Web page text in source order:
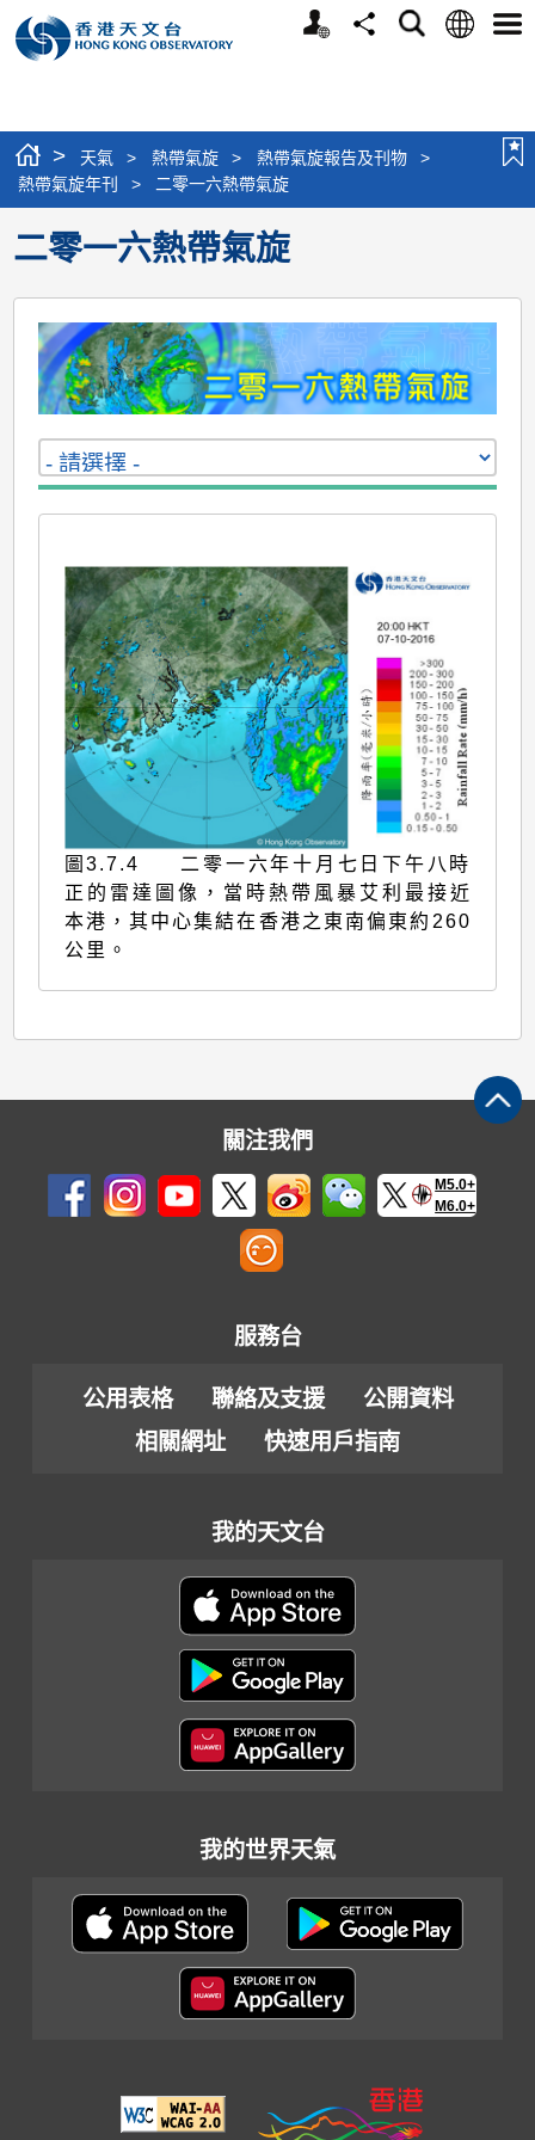
個
分
搜
語
選
> 天氣 > 熱帶氣旋 > 熱帶氣旋報告及刊物
>
熱帶氣旋年刊
> 二零一六熱帶氣旋
二零一六熱帶氣旋
圖3.7.4 二零一六年十月七日下午八時
正的雷達圖像，當時熱帶風暴艾利最接近
本港，其中心集結在香港之東南偏東約260
公里。
關注我們
M5.0+
M6.0+
服務台
公用表格 聯絡及支援
公開資料
相關網址
快速用戶指南
我的天文台
我的世界天氣